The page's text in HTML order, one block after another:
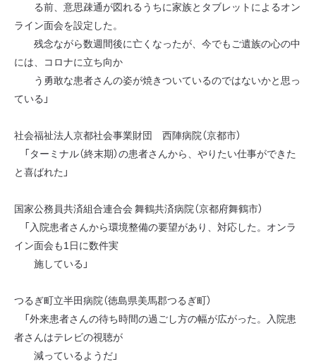
る前、意思疎通が図れるうちに家族とタブレットによるオン
ライン面会を設定した。
残念ながら数週間後に亡くなったが、今でもご遺族の心の中
には、コロナに立ち向か
う勇敢な患者さんの姿が焼きついているのではないかと思っ
ている」
社会福祉法人京都社会事業財団 西陣病院（京都市）
「ターミナル（終末期）の患者さんから、やりたい仕事ができた
と喜ばれた」
国家公務員共済組合連合会 舞鶴共済病院（京都府舞鶴市）
「入院患者さんから環境整備の要望があり、対応した。オンラ
イン面会も1日に数件実
施している」
つるぎ町立半田病院（徳島県美馬郡つるぎ町）
「外来患者さんの待ち時間の過ごし方の幅が広がった。入院患
者さんはテレビの視聴が
減っているようだ」